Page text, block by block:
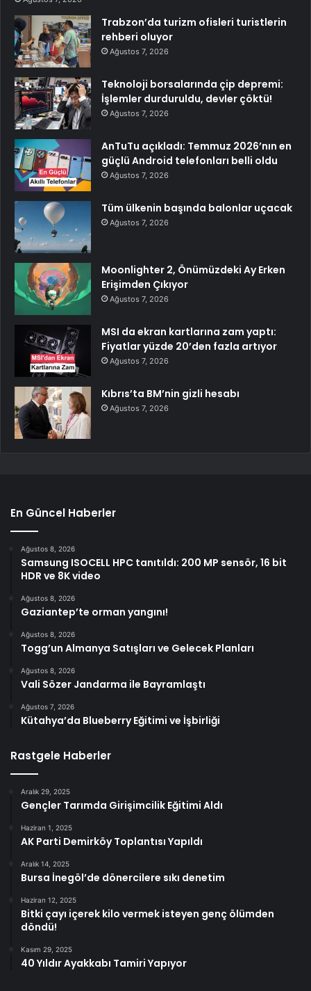
Trabzon’da turizm ofisleri turistlerin
rehberi oluyor
Ağustos 7, 2026
Teknoloji borsalarında çip depremi:
İşlemler durduruldu, devler çöktü!
Ağustos 7, 2026
AnTuTu açıkladı: Temmuz 2026’nın en
güçlü Android telefonları belli oldu
Ağustos 7, 2026
Tüm ülkenin başında balonlar uçacak
Ağustos 7, 2026
Moonlighter 2, Önümüzdeki Ay Erken
Erişimden Çıkıyor
Ağustos 7, 2026
MSI da ekran kartlarına zam yaptı:
Fiyatlar yüzde 20’den fazla artıyor
Ağustos 7, 2026
Kıbrıs’ta BM’nin gizli hesabı
Ağustos 7, 2026
En Güncel Haberler
Ağustos 8, 2026
Samsung ISOCELL HPC tanıtıldı: 200 MP sensör, 16 bit
HDR ve 8K video
Ağustos 8, 2026
Gaziantep’te orman yangını!
Ağustos 8, 2026
Togg’un Almanya Satışları ve Gelecek Planları
Ağustos 8, 2026
Vali Sözer Jandarma ile Bayramlaştı
Ağustos 7, 2026
Kütahya’da Blueberry Eğitimi ve İşbirliği
Rastgele Haberler
Aralık 29, 2025
Gençler Tarımda Girişimcilik Eğitimi Aldı
Haziran 1, 2025
AK Parti Demirköy Toplantısı Yapıldı
Aralık 14, 2025
Bursa İnegöl’de dönercilere sıkı denetim
Haziran 12, 2025
Bitki çayı içerek kilo vermek isteyen genç ölümden
döndü!
Kasım 29, 2025
40 Yıldır Ayakkabı Tamiri Yapıyor